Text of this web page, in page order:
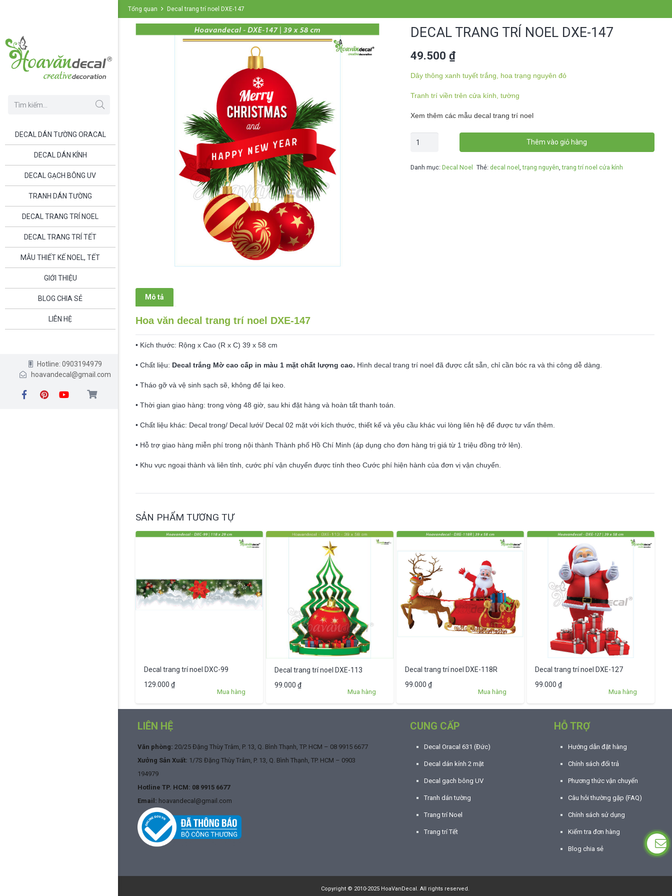
DECAL DÁN TƯỜNG ORACAL
DECAL DÁN KÍNH
DECAL GẠCH BÔNG UV
TRANH DÁN TƯỜNG
DECAL TRANG TRÍ NOEL
DECAL TRANG TRÍ TẾT
MẪU THIẾT KẾ NOEL, TẾT
GIỚI THIỆU
BLOG CHIA SẺ
LIÊN HỆ
Hotline: 0903194979
hoavandecal@gmail.com
Tổng quan Decal trang trí noel DXE-147
DECAL TRANG TRÍ NOEL DXE-147
49.500₫
Dây thông xanh tuyết trắng, hoa trạng nguyên đỏ
Tranh trí viền trên cửa kính, tường
Xem thêm các mẫu decal trang trí noel
Decal
trí
Thêm vào giỏ hàng
Danh mục:Decal Noel Thẻ:decal noel,trạng nguyên,trang trí noel cửa kính
Mô tả
Hoa văn decal trang trí noel DXE-147
• Kích thước: Rộng x Cao (R x C) 39 x 58 cm
• Chất liệu: Decal trắng Mờ cao cấp in màu 1 mặt chất lượng cao. Hình decal trang trí noel đã được cắt sẵn, chỉ cần bóc ra và thi công dễ dàng.
• Tháo gỡ và vệ sinh sạch sẽ, không để lại keo.
• Thời gian giao hàng: trong vòng 48 giờ, sau khi đặt hàng và hoàn tất thanh toán.
• Chất liệu khác: Decal trong/ Decal lưới/ Decal 02 mặt với kích thước, thiết kế và yêu cầu khác vui lòng liên hệ để được tư vấn thêm.
• Hỗ trợ giao hàng miễn phí trong nội thành Thành phố Hồ Chí Minh (áp dụng cho đơn hàng trị giá từ 1 triệu đồng trở lên).
• Khu vực ngoại thành và liên tỉnh, cước phí vận chuyển được tính theo Cước phí hiện hành của đơn vị vận chuyển.
SẢN PHẨM TƯƠNG TỰ
Decal trang trí noel DXC-99
129.000 ₫
Mua hàng
Decal trang trí noel DXE-113
99.000 ₫
Mua hàng
Decal trang trí noel DXE-118R
99.000 ₫
Mua hàng
Decal trang trí noel DXE-127
99.000₫
Mua hàng
LIÊN HỆ
Văn phòng: 20/25 Đặng Thùy Trâm, P. 13, Q. Bình Thạnh, TP. HCM – 08 9915 6677
Xưởng Sản Xuất: 1/7S Đặng Thùy Trâm, P. 13, Q. Bình Thạnh, TP. HCM – 0903
194979
Hotline TP. HCM: 08 9915 6677
Email: hoavandecal@gmail.com
CUNG CẤP
Decal Oracal 631 (Đức)
Decal dán kính 2 mặt
Decal gạch bông UV
Tranh dán tường
Trang trí Noel
Trang trí Tết
HỖ TRỢ
Hướng dẫn đặt hàng
Chính sách đổi trả
Phương thức vận chuyển
Câu hỏi thường gặp (FAQ)
Chính sách sử dụng
Kiểm tra đơn hàng
Blog chia sẻ
Copyright © 2010-2025 HoaVanDecal. All rights reserved.